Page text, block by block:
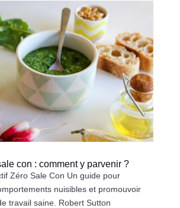
con : comment y parvenir ?
Zéro Sale Con Un guide pour
nuisibles et promouvoir
travail saine. Robert Sutton